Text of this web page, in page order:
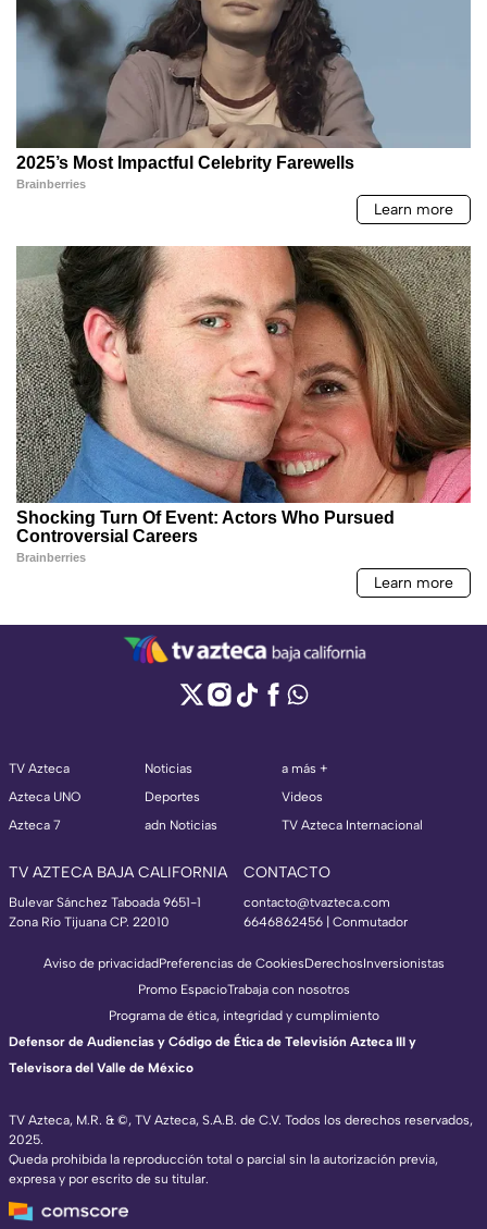
TV Azteca
Azteca UNO
Azteca 7
Noticias
Deportes
adn Noticias
a más +
Videos
TV Azteca Internacional
TV AZTECA BAJA CALIFORNIA
Bulevar Sánchez Taboada 9651-1
Zona Río Tijuana CP. 22010
CONTACTO
contacto@tvazteca.com
6646862456 | Conmutador
TV Azteca, M.R. & ©, TV Azteca, S.A.B. de C.V. Todos los derechos reservados,
2025.
Queda prohibida la reproducción total o parcial sin la autorización previa,
expresa y por escrito de su titular.
Aviso de privacidadPreferencias de CookiesDerechosInversionistas
Promo EspacioTrabaja con nosotros
Programa de ética, integridad y cumplimiento
Defensor de Audiencias y Código de Ética de Televisión Azteca III y
Televisora del Valle de México